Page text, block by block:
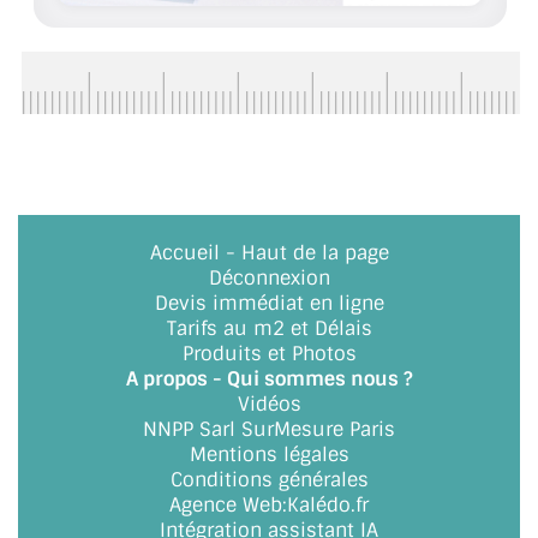
FIXATION GARDES CORPS
LE CATALOGUE ACCESSOIRES
(STROMBINOSCOPE)
ACCESSOIRES EN PROMOTIONS
EXEMPLES, RÉALISATIONS, INSPIRATIONS
COMMENT COUPER DU VERRE ?
Accueil - Haut de la page
Déconnexion
Devis immédiat en ligne
Tarifs au m2 et Délais
Produits et Photos
A propos - Qui sommes nous ?
Vidéos
NNPP Sarl SurMesure Paris
Mentions légales
Conditions générales
Agence Web:Kalédo.fr
Intégration assistant IA